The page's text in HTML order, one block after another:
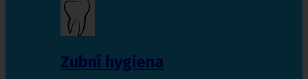
Zubní hygiena